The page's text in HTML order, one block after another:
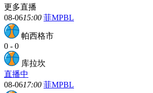
更多直播
08-0615:00 菲MPBL
帕西格市
0 - 0
库拉坎
直播中
08-0617:00 菲MPBL